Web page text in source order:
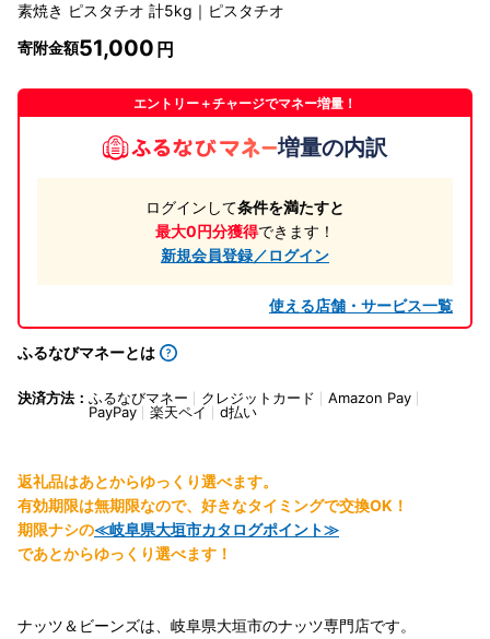
素焼き ピスタチオ 計5kg｜ピスタチオ
寄附金額51,000
エントリー＋チャージでマネー増量！
増量の内訳
ログインして条件を満たすと
最大0円分獲得できます！
新規会員登録／ログイン
使える店舗・サービス一覧
ふるなびマネーとは
決済方法： ふるなびマネー クレジットカード
Amazon Pay
PayPay
楽天ペイ d払い
返礼品はあとからゆっくり選べます。
有効期限は無期限なので、好きなタイミングで交換OK！
期限ナシの≪岐阜県大垣市カタログポイント≫
であとからゆっくり選べます！
ナッツ＆ビーンズは、岐阜県大垣市のナッツ専門店です。